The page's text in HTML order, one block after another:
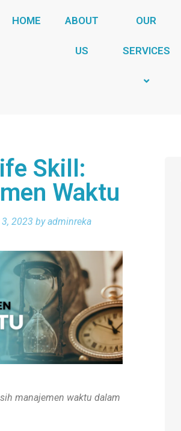
HOME ABOUT
US
OUR
SERVICES
Skill:
Waktu
2023 by adminreka
manajemen waktu dalam